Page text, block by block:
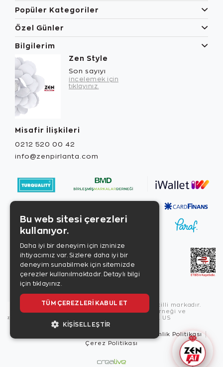
Popüler Kategoriler
Özel Günler
Bilgilerim
Zen Style
Son sayıyı
incelemek için
tıklayınız.
Misafir İlişkileri
0212 520 00 42
info@zenpirlanta.com
Copyright © 2026, Zen Diamond tescilli markadır.
Zen Diamond Birleşmiş Markalar Derneği ve
Turquality Destek Programı üyesidir. US
Güvenlik Politikası
Çerez Politikası
Bu web sitesi çerezleri
kullanıyor.
Daha iyi bir deneyim için izninize
ihtiyacımız var. Sizlere daha iyi bir
deneyim sunabilmek için sitemizde
çerezler kullanılmaktadır. Detaylı bilgi
için tıklayınız.
TÜM ÇEREZLERI KABUL ET
KIŞISELLEŞTIR